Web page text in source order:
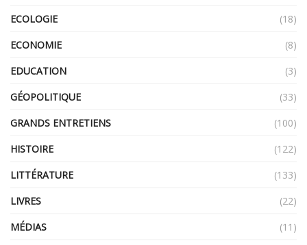
ECOLOGIE
(18)
ECONOMIE
(8)
EDUCATION
(3)
GÉOPOLITIQUE
(33)
GRANDS ENTRETIENS
(100)
HISTOIRE
(122)
LITTÉRATURE
(133)
LIVRES
(22)
MÉDIAS
(11)